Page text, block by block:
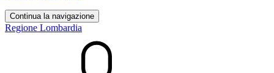
Continua la navigazione
Regione Lombardia